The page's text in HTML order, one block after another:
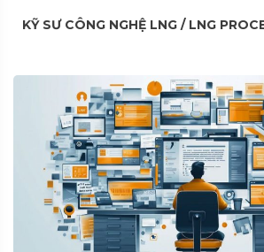
KỸ SƯ CÔNG NGHỆ LNG / LNG